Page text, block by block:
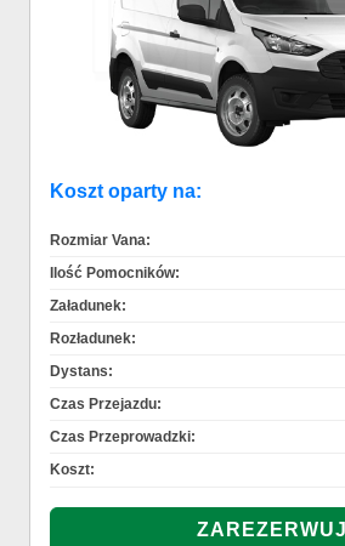
Koszt oparty na:
Rozmiar Vana:
Ilość Pomocników:
Załadunek:
Rozładunek:
Dystans:
Czas Przejazdu:
Czas Przeprowadzki:
Koszt: